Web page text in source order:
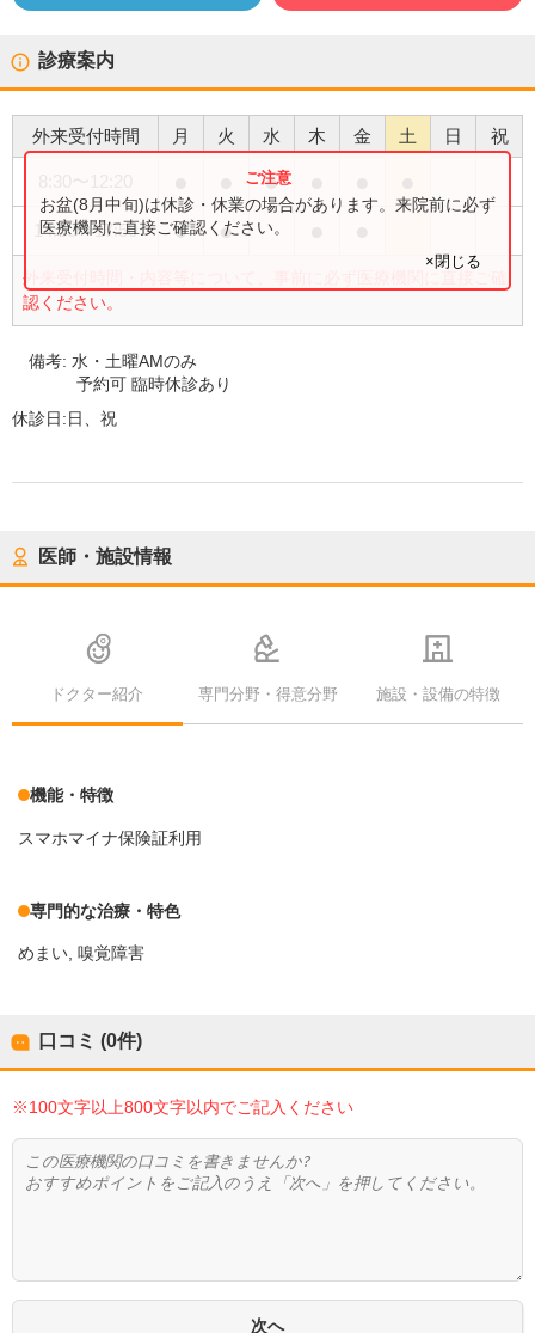
診療案内
外来受付時間 月 火 水 木 金 土 日 祝
●
14:30〜17:50 ● ●
外来受付時間・内容等について、事前に必ず医療機関に直接ご確
認ください。
お盆(8月中旬)は休診・休業の場合があります。来院前に必ず
医療機関に直接ご確認ください。
×閉じる
備考:水・土曜AMのみ
予約可 臨時休診あり
休診日:日、祝
医師・施設情報
ドクター紹介 専門分野・得意分野 施設・設備の特徴
機能・特徴
スマホマイナ保険証利用
専門的な治療・特色
めまい 嗅覚障害
口コミ (0件)
※100文字以上800文字以内でご記入ください